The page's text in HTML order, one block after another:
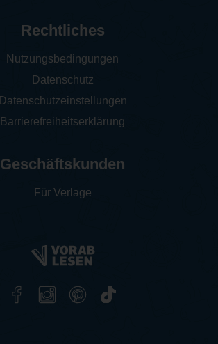
Rechtliches
Nutzungsbedingungen
Datenschutz
Datenschutzeinstellungen
Barrierefreiheitserklärung
Geschäftskunden
Für Verlage